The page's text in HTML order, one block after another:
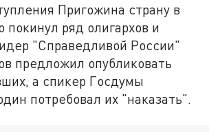
Пригожина страну в
ряд олигархов и
"Справедливой России"
предложил опубликовать
а спикер Госдумы
потребовал их "наказать".